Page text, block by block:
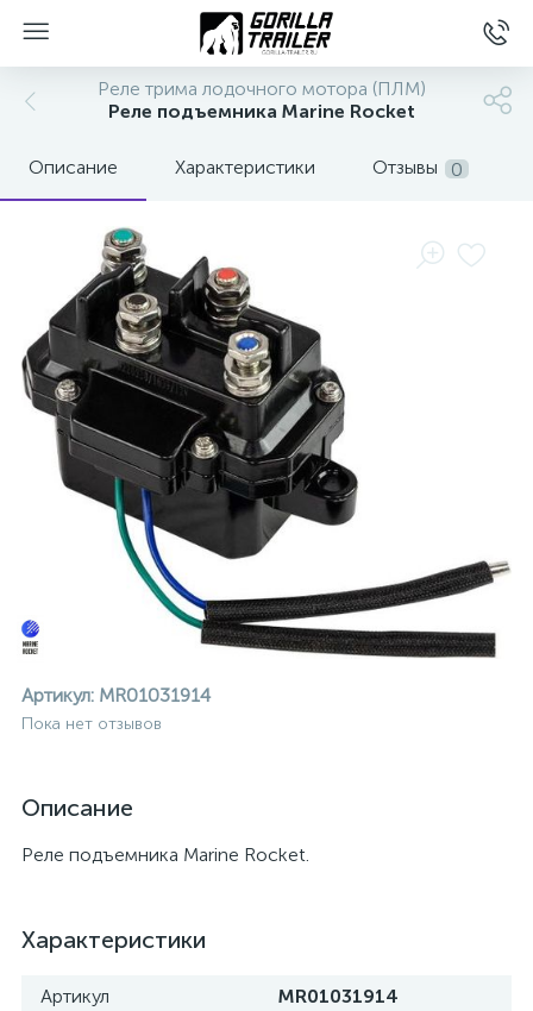
Реле трима лодочного мотора (ПЛМ)
Реле подъемника Marine Rocket
Описание Характеристики Отзывы 0
Артикул: MR01031914
Пока нет отзывов
Описание
Реле подъемника Marine Rocket.
Характеристики
Артикул
MR01031914